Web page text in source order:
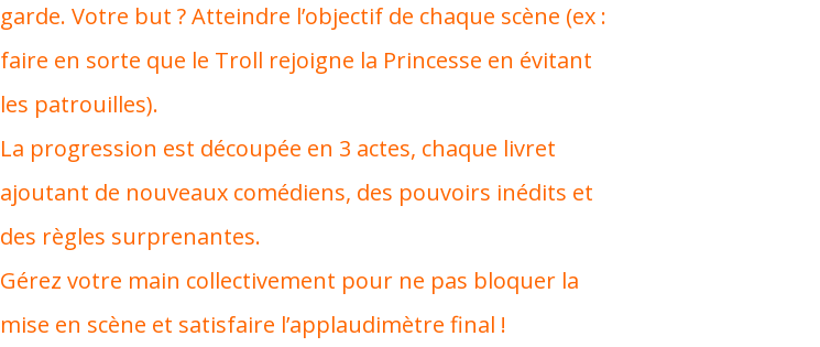
garde. Votre but ? Atteindre l’objectif de chaque scène (ex :
faire en sorte que le Troll rejoigne la Princesse en évitant
les patrouilles).
La progression est découpée en 3 actes, chaque livret
ajoutant de nouveaux comédiens, des pouvoirs inédits et
des règles surprenantes.
Gérez votre main collectivement pour ne pas bloquer la
mise en scène et satisfaire l’applaudimètre final !